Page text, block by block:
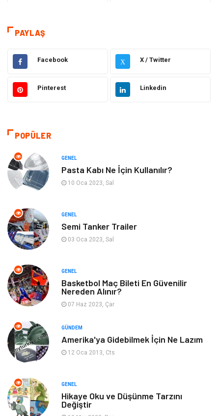
Tatil
Eğitim Gıda
Hukuk Elektrik Elektronik
Makine
Kültür
Güzellik & Bakım
Finans & Ekonomi
Bilgisayar & Yazılım Mobilya
Bebek Giyim Moda
Blogroll
Markalar
Restaurant
Tarih
PAYLAŞ
Facebook X X / Twitter
Pinterest Linkedin
POPÜLER
GENEL
Pasta Kabı Ne İçin Kullanılır?
10 Oca 2023, Sal
GENEL
Semi Tanker Trailer
03 Oca 2023, Sal
GENEL
Basketbol Maç Bileti En Güvenilir
Nereden Alınır?
07 Haz 2023, Çar
GÜNDEM
Amerika'ya Gidebilmek İçin Ne Lazım
12 Oca 2013, Cts
GENEL
Hikaye Oku ve Düşünme Tarzını
Değiştir